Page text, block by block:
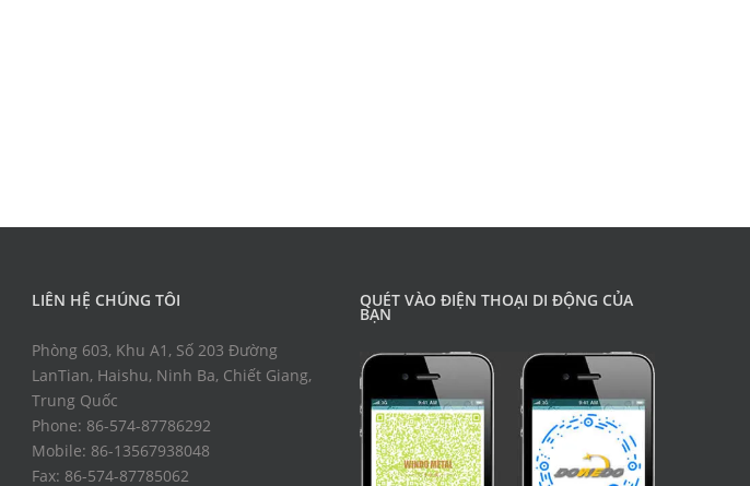
LIÊN HỆ CHÚNG TÔI
Phòng 603, Khu A1, Số 203 Đường
LanTian, Haishu, Ninh Ba, Chiết Giang,
Trung Quốc
Phone: 86-574-87786292
Mobile: 86-13567938048
Fax: 86-574-87785062
QUÉT VÀO ĐIỆN THOẠI DI ĐỘNG CỦA
BẠN